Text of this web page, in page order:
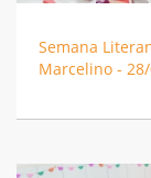
Semana
Marcelino -